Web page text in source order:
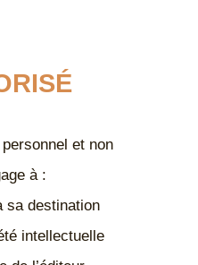
et non
à :
sa destination
intellectuelle